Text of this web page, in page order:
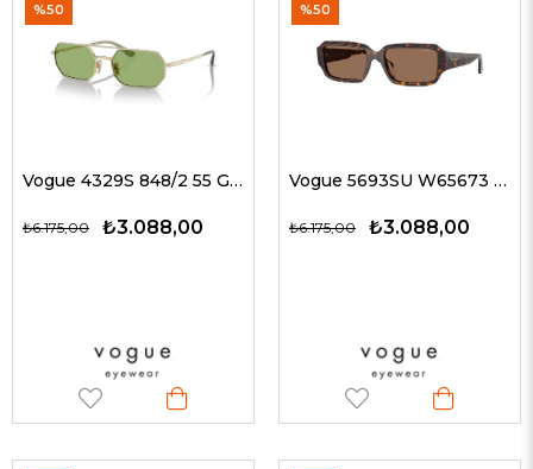
Vogue 4329S 848/2 55 G Kadın Güneş Gözlükleri
₺3.088,00
₺6.175,00
%50
Vogue 5693SU W65673 54 G Unisex Güneş Gözlükleri
₺3.088,00
₺6.175,00
%50